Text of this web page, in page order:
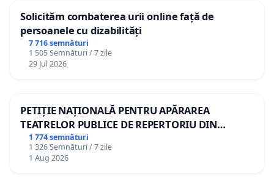
Solicităm combaterea urii online față de
persoanele cu dizabilități
7 716 semnături
1 505 Semnături / 7 zile
29 Jul 2026
PETIȚIE NAȚIONALĂ PENTRU APĂRAREA
TEATRELOR PUBLICE DE REPERTORIU DIN
ROMÂNIA
1 774 semnături
1 326 Semnături / 7 zile
1 Aug 2026